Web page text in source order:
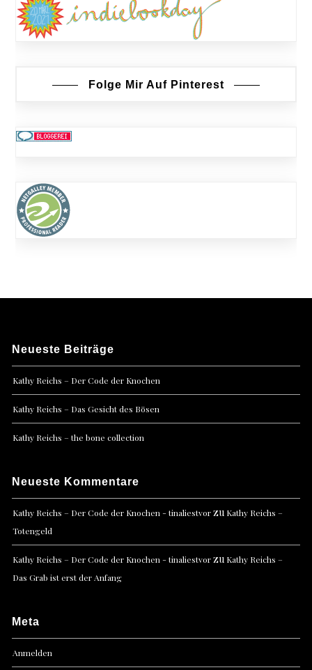
Folge Mir Auf Pinterest
Neueste Beiträge
Kathy Reichs – Der Code der Knochen
Kathy Reichs – Das Gesicht des Bösen
Kathy Reichs – the bone collection
Neueste Kommentare
Kathy Reichs – Der Code der Knochen - tinaliestvorzu Kathy Reichs –
Totengeld
Kathy Reichs – Der Code der Knochen - tinaliestvorzu Kathy Reichs –
Das Grab ist erst der Anfang
Meta
Anmelden